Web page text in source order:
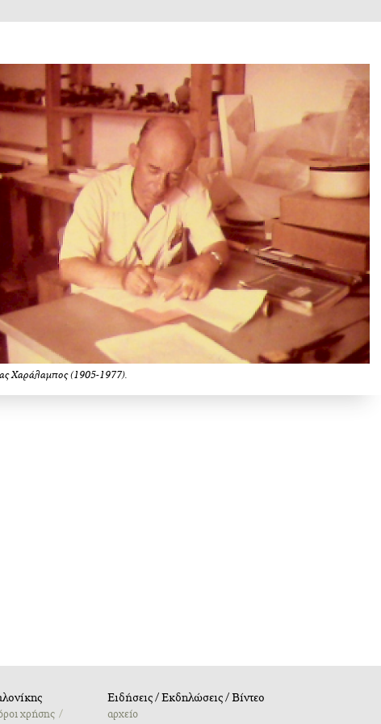
Χαράλαμπος (1905-1977).
χρήσης
Ειδήσεις / Εκδηλώσεις / Βίντεο
αρχείο